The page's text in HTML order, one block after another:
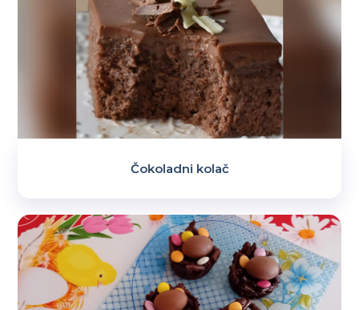
Čokoladni kolač